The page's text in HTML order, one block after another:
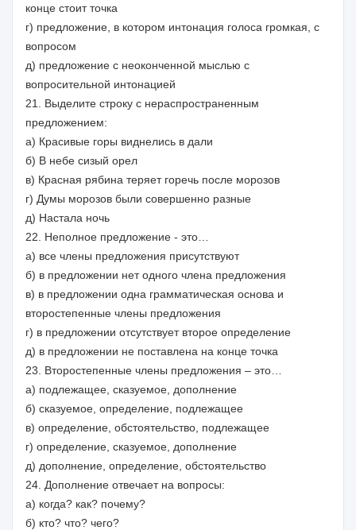
конце стоит точка
г) предложение, в котором интонация голоса громкая, с
вопросом
д) предложение с неоконченной мыслью с
вопросительной интонацией
21. Выделите строку с нераспространенным
предложением:
а) Красивые горы виднелись в дали
б) В небе сизый орел
в) Красная рябина теряет горечь после морозов
г) Думы морозов были совершенно разные
д) Настала ночь
22. Неполное предложение - это…
а) все члены предложения присутствуют
б) в предложении нет одного члена предложения
в) в предложении одна грамматическая основа и
второстепенные члены предложения
г) в предложении отсутствует второе определение
д) в предложении не поставлена на конце точка
23. Второстепенные члены предложения – это…
а) подлежащее, сказуемое, дополнение
б) сказуемое, определение, подлежащее
в) определение, обстоятельство, подлежащее
г) определение, сказуемое, дополнение
д) дополнение, определение, обстоятельство
24. Дополнение отвечает на вопросы:
а) когда? как? почему?
б) кто? что? чего?